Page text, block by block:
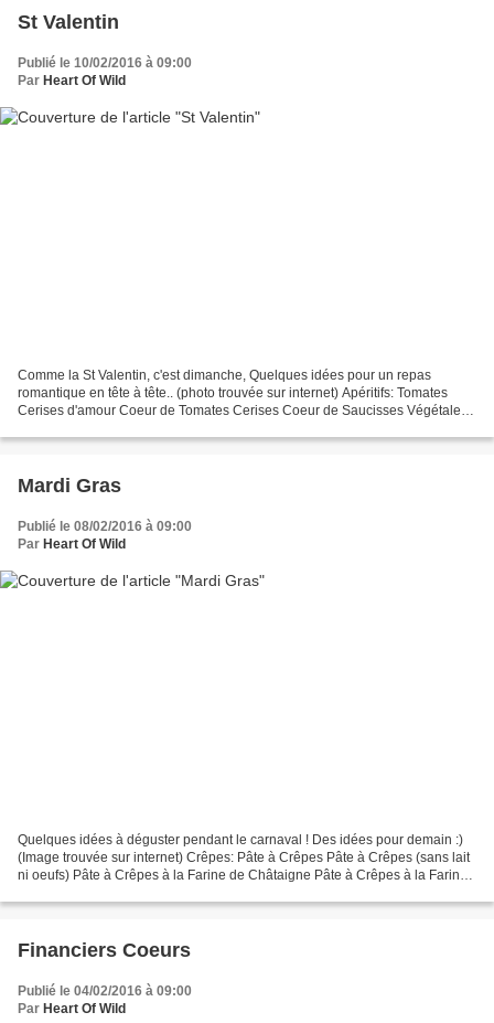
St Valentin
Publié le 10/02/2016 à 09:00
Par Heart Of Wild
Comme la St Valentin, c'est dimanche, Quelques idées pour un repas
romantique en tête à tête.. (photo trouvée sur internet) Apéritifs: Tomates
Cerises d'amour Coeur de Tomates Cerises Coeur de Saucisses Végétales
Mardi Gras
Publié le 08/02/2016 à 09:00
Par Heart Of Wild
Quelques idées à déguster pendant le carnaval ! Des idées pour demain :)
(Image trouvée sur internet) Crêpes: Pâte à Crêpes Pâte à Crêpes (sans lait
ni oeufs) Pâte à Crêpes à la Farine de Châtaigne Pâte à Crêpes à la Farine
Financiers Coeurs
Publié le 04/02/2016 à 09:00
Par Heart Of Wild